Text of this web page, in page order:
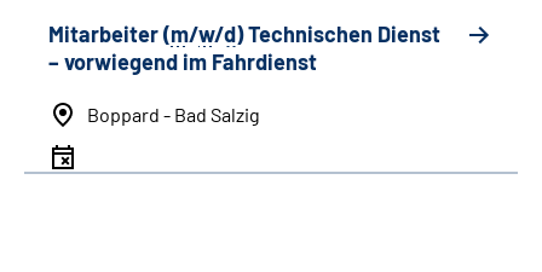
Mitarbeiter (m/w/d) Technischen Dienst
– vorwiegend im Fahrdienst
Boppard - Bad Salzig